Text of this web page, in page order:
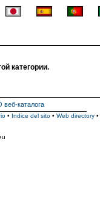
категории.
веб-каталога
• Indice del sito • Web directory •